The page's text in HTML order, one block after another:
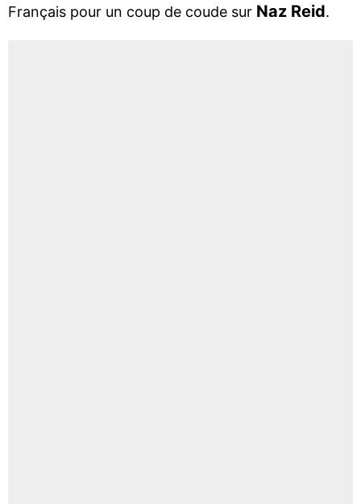
Français pour un coup de coude sur Naz Reid.